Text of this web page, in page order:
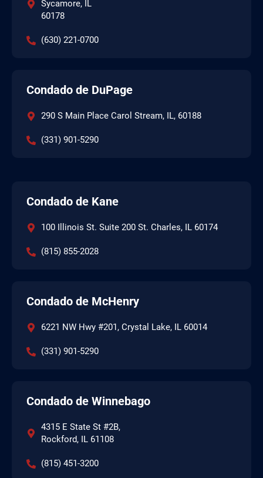
Sycamore, IL
60178
(630) 221-0700
Condado de DuPage
290 S Main Place Carol Stream, IL, 60188
(331) 901-5290
Condado de Kane
100 Illinois St. Suite 200 St. Charles, IL 60174
(815) 855-2028
Condado de McHenry
6221 NW Hwy #201, Crystal Lake, IL 60014
(331) 901-5290
Condado de Winnebago
4315 E State St #2B,
Rockford, IL 61108
(815) 451-3200